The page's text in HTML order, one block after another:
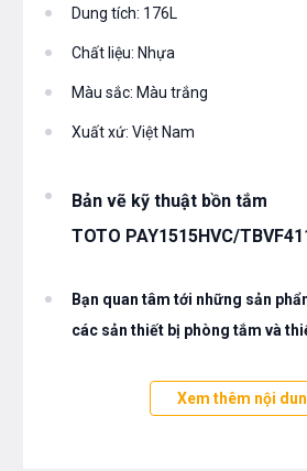
Dung tích: 176L
Chất liệu: Nhựa
Màu sắc: Màu trắng
Xuất xứ: Việt Nam
Bản vẽ kỹ thuật bồn tắm
TOTO PAY1515HVC/
Bạn quan tâm tới những sản
các sản thiết bị phòng tắm và
0912331335 hoặc trực tiếp địa
Xem thêm nội